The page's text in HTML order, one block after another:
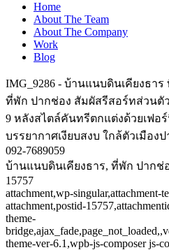
Home
About The Team
About The Company
Work
Blog
IMG_9286 - บ้านแนบดินเคียงธา
ที่พัก ปากช่อง สัมผัสรีสอร์ทส่วนตั
9 หลังสไตล์คันทรีตกแต่งด้วยเฟอ
บรรยากาศเงียบสงบ ใกล้ตัวเมืองป
092-7689059
บ้านแนบดินเคียงธาร, ที่พัก ปากช่
15757
attachment,wp-singular,attachment-
attachment,postid-
theme-
theme-ver-6.1,wpb-js-composer js-